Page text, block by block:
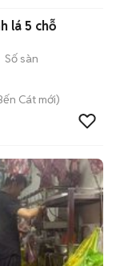
lá 5 chỗ
Số sàn
Cát mới)